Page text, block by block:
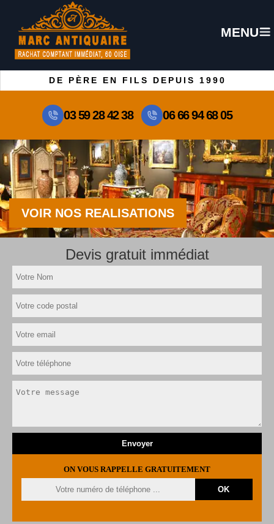
MENU
DE PÈRE EN FILS DEPUIS 1990
03 59 28 42 38 06 66 94 68 05
VOIR NOS REALISATIONS
Devis gratuit immédiat
ON VOUS RAPPELLE GRATUITEMENT